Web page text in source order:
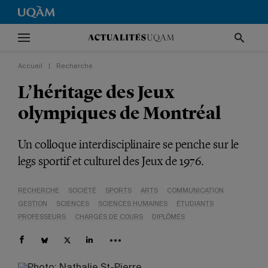
Accueil Recherche
L’héritage des Jeux
olympiques de Montréal
Un colloque interdisciplinaire se penche sur le
legs sportif et culturel des Jeux de 1976.
RECHERCHE SOCIÉTÉ SPORTS ARTS
COMMUNICATION
GESTION
SCIENCES SCIENCES HUMAINES
ÉTUDIANTS
PROFESSEURS
CHARGÉS DE COURS DIPLÔMÉS